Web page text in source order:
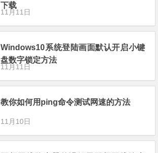
下载
11月11日
Windows10系统登陆画面默认开启小键
盘数字锁定方法
11月11日
教你如何用ping命令测试网速的方法
11月10日